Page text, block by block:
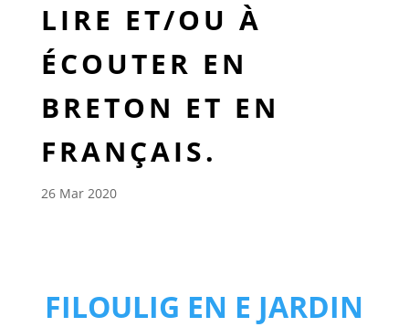
LIRE ET/OU À
ÉCOUTER EN
BRETON ET EN
FRANÇAIS.
26 Mar 2020
FILOULIG EN E JARDIN